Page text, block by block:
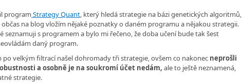
program Strategy Quant, který hledá strategie na bázi genetických algoritmů,
občas na blog vložím nějaké poznatky o daném programu a nějakou strategii.
seznamuji s programem a bylo mi řečeno, že doba učení bude tak šest
daný program.
po velkým filtrací našel dohromady tři strategie, ovšem co nakonec neprošli
a osobně je na soukromí účet nedám, ale to ještě neznamená,
strategie.